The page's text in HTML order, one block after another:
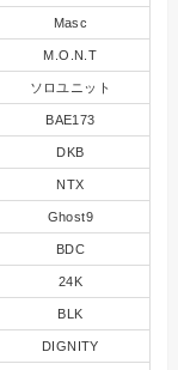
Masc
M.O.N.T
ソロユニット
BAE173
DKB
NTX
Ghost9
BDC
24K
BLK
DIGNITY